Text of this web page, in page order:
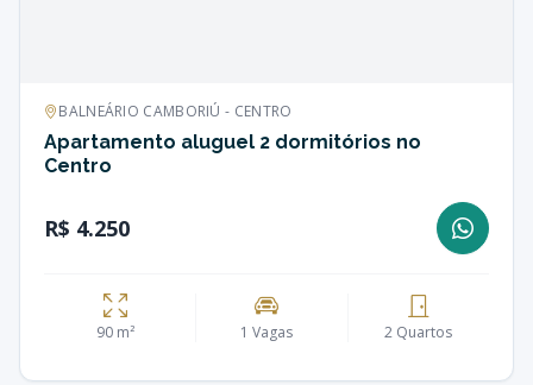
BALNEÁRIO CAMBORIÚ - CENTRO
Apartamento aluguel 2 dormitórios no
Centro
R$ 4.250
90 m² 1 Vagas 2 Quartos